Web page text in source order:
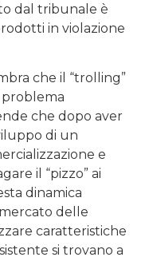
dal tribunale è
in violazione
che il “trolling”
che dopo aver
di un
e
il “pizzo” ai
dinamica
delle
caratteristiche
si trovano a